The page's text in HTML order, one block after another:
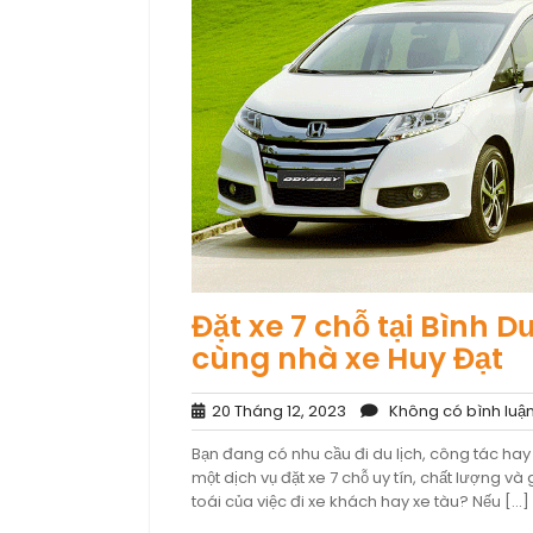
Đặt xe 7 chỗ tại Bình
cùng nhà xe Huy Đạt
20 Tháng 12, 2023 20
Tháng
12,
2023
Không có bình luận
Bạn đang có nhu cầu đi du lịch, công tác
một dịch vụ đặt xe 7 chỗ uy tín, chất lượng
toái của việc đi xe khách hay xe tàu? Nếu […]